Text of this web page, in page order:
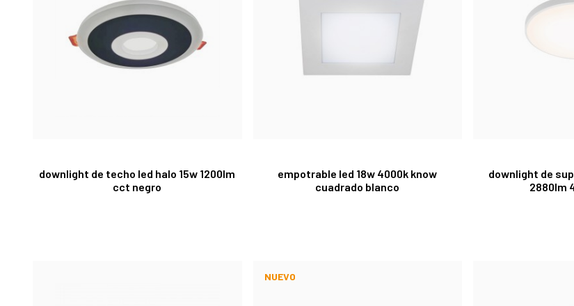
downlight de techo led halo 15w 1200lm
cct negro
empotrable led 18w 4000k know
cuadrado blanco
downlight de
2880lm
NUEVO